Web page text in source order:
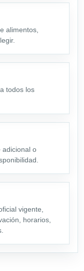
alimentos,
todos los
adicional o
vigente,
horarios,